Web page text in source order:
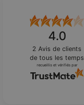
4.0
2 Avis de clients
de tous les temps
recueillis et vérifiés par